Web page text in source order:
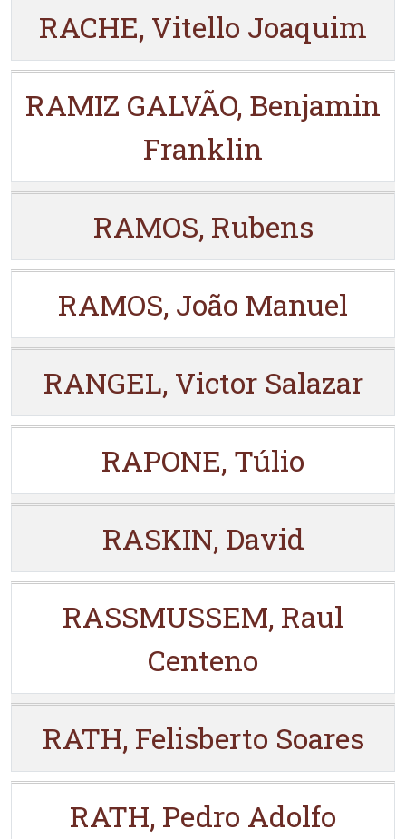
RACHE, Vitello Joaquim
RAMIZ GALVÃO, Benjamin
Franklin
RAMOS, Rubens
RAMOS, João Manuel
RANGEL, Victor Salazar
RAPONE, Túlio
RASKIN, David
RASSMUSSEM, Raul
Centeno
RATH, Felisberto Soares
RATH, Pedro Adolfo